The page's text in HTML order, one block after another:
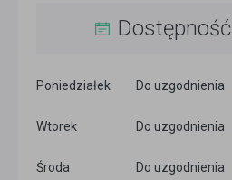
Dostępność
Poniedziałek Do uzgodnienia
Wtorek Do uzgodnienia
Środa Do uzgodnienia